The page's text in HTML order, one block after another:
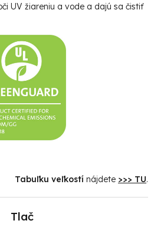
UV žiareniu a vode a dajú sa čistiť
Tabuľku veľkostí nájdete >>> TU.
Tlač